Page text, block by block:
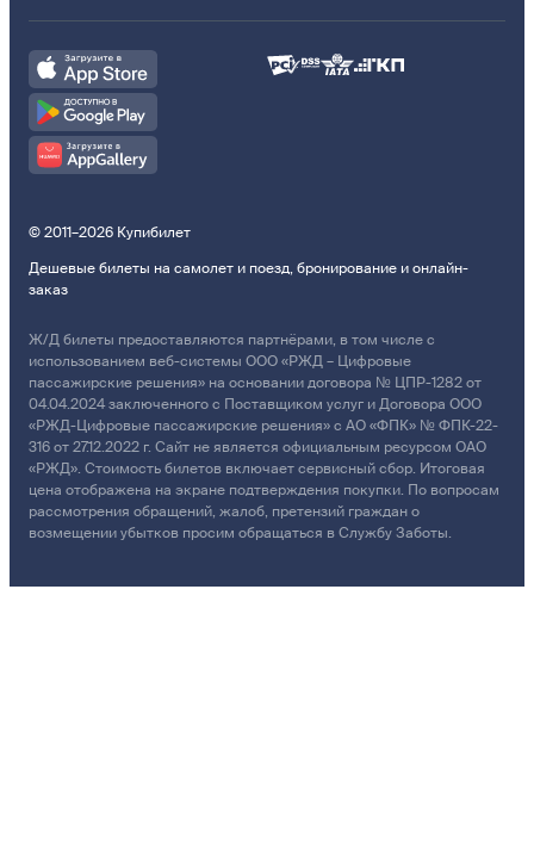
© 2011–2026 Купибилет
Дешевые билеты на самолет и поезд, бронирование и онлайн-
заказ
Ж/Д билеты предоставляются партнёрами, в том числе с
использованием веб-системы ООО «РЖД – Цифровые
пассажирские решения» на основании договора № ЦПР-1282 от
04.04.2024 заключенного с Поставщиком услуг и Договора ООО
«РЖД-Цифровые пассажирские решения» с АО «ФПК» № ФПК-22-
316 от 27.12.2022 г. Сайт не является официальным ресурсом ОАО
«РЖД». Стоимость билетов включает сервисный сбор. Итоговая
цена отображена на экране подтверждения покупки. По вопросам
рассмотрения обращений, жалоб, претензий граждан о
возмещении убытков просим обращаться в Службу Заботы.